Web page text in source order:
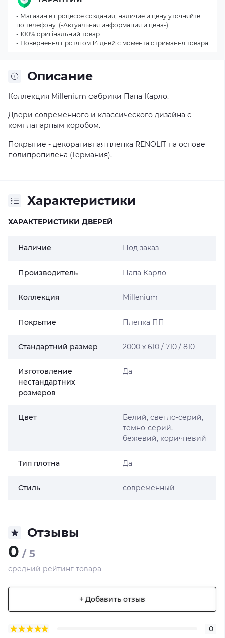
Описание
Коллекция Millenium фабрики Папа Карло.
Двери современного и классического дизайна с
компланарным коробом.
Покрытие - декоративная пленка RENOLIT на основе
полипропилена (Германия).
Характеристики
ХАРАКТЕРИСТИКИ ДВЕРЕЙ
Наличие Под заказ
Производитель Папа Карло
Коллекция Millenium
Покрытие Пленка ПП
Стандартний размер 2000 х 610 / 710 / 810
Изготовление
нестандартних
розмеров
Да
Цвет
Белий, светло-серий,
темно-серий,
бежевий, коричневий
Тип плотна Да
Стиль современный
Отзывы
0 / 5
средний рейтинг товара
+ Добавить отзыв
0
- Магазин в процессе создания, наличие и цену уточняйте
по телефону. (-Актуальная информация и цена-)
- 100% оригінальний товар
- Повернення протягом 14 дней с момента отримання товара